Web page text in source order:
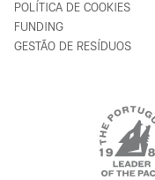
POLÍTICA DE COOKIES
FUNDING
GESTÃO DE RESÍDUOS